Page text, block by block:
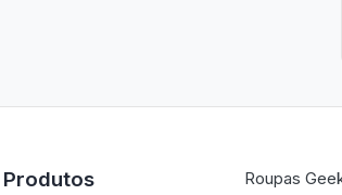
Produtos
Roupas